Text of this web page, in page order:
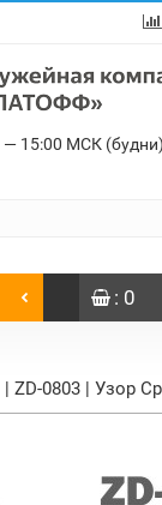
— 15:00 МСК (будни)
: 0
ZD-0803 | Узор